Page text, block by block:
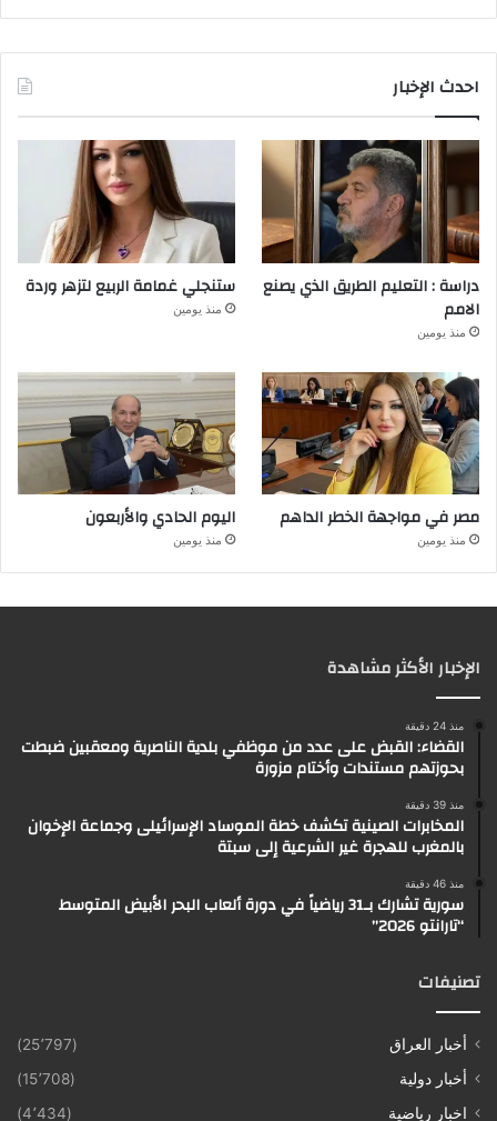
احدث الإخبار
دراسة : التعليم الطريق الذي يصنع
الامم
منذ يومين
ستنجلي غمامة الربيع لتزهر وردة
منذ يومين
مصر في مواجهة الخطر الداهم
منذ يومين
اليوم الحادي والأربعون
منذ يومين
الإخبار الأكثر مشاهدة
منذ 24 دقيقة
القضاء: القبض على عدد من موظفي بلدية الناصرية ومعقبين ضبطت
بحوزتهم مستندات وأختام مزورة
منذ 39 دقيقة
المخابرات الصينية تكشف خطة الموساد الإسرائيلى وجماعة الإخوان
بالمغرب للهجرة غير الشرعية إلى سبتة
منذ 46 دقيقة
سورية تشارك بـ31 رياضياً في دورة ألعاب البحر الأبيض المتوسط
“تارانتو 2026”
تصنيفات
أخبار العراق
(25٬797)
أخبار دولية
(15٬708)
اخبار رياضية
(4٬434)